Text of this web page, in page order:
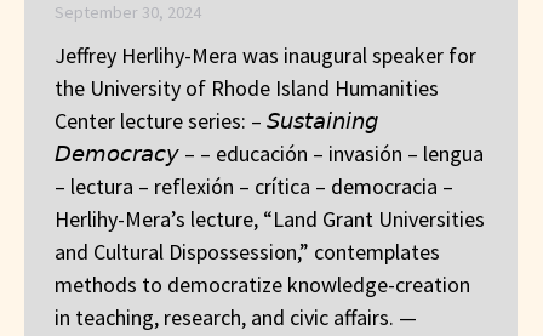
September 30, 2024
Jeffrey Herlihy-Mera was inaugural speaker for
the University of Rhode Island Humanities
Center lecture series: – 𝘚𝘶𝘴𝘵𝘢𝘪𝘯𝘪𝘯𝘨
𝘋𝘦𝘮𝘰𝘤𝘳𝘢𝘤𝘺 – – educación – invasión – lengua
– lectura – reflexión – crítica – democracia –
Herlihy-Mera’s lecture, “Land Grant Universities
and Cultural Dispossession,” contemplates
methods to democratize knowledge-creation
in teaching, research, and civic affairs. —